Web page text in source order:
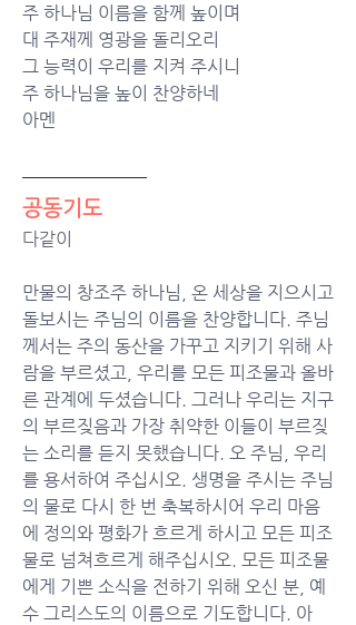
주 하나님 이름을 함께 높이며
대 주재께 영광을 돌리오리
그 능력이 우리를 지켜 주시니
주 하나님을 높이 찬양하네
아멘
공동기도
다같이
만물의 창조주 하나님, 온 세상을 지으시고
돌보시는 주님의 이름을 찬양합니다. 주님
께서는 주의 동산을 가꾸고 지키기 위해 사
람을 부르셨고, 우리를 모든 피조물과 올바
른 관계에 두셨습니다. 그러나 우리는 지구
의 부르짖음과 가장 취약한 이들이 부르짖
는 소리를 듣지 못했습니다. 오 주님, 우리
를 용서하여 주십시오. 생명을 주시는 주님
의 물로 다시 한 번 축복하시어 우리 마음
에 정의와 평화가 흐르게 하시고 모든 피조
물로 넘쳐흐르게 해주십시오. 모든 피조물
에게 기쁜 소식을 전하기 위해 오신 분, 예
수 그리스도의 이름으로 기도합니다. 아